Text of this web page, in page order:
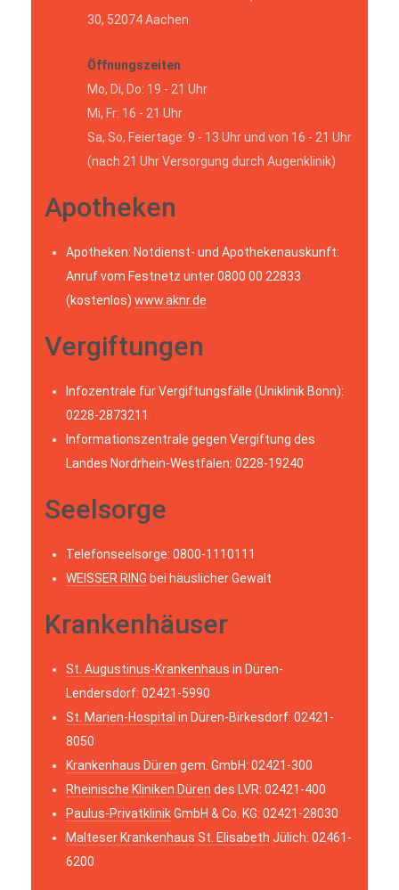
30, 52074 Aachen
Öffnungszeiten
Mo, Di, Do: 19 - 21 Uhr
Mi, Fr: 16 - 21 Uhr
Sa, So, Feiertage: 9 - 13 Uhr und von 16 - 21 Uhr
(nach 21 Uhr Versorgung durch Augenklinik)
Apotheken
Apotheken: Notdienst- und Apothekenauskunft:
Anruf vom Festnetz unter 0800 00 22833
(kostenlos) www.aknr.de
Vergiftungen
Infozentrale für Vergiftungsfälle (Uniklinik Bonn):
0228-2873211
Informationszentrale gegen Vergiftung des
Landes Nordrhein-Westfalen: 0228-19240
Seelsorge
Telefonseelsorge: 0800-1110111
WEISSER RING bei häuslicher Gewalt
Krankenhäuser
St. Augustinus-Krankenhaus in Düren-
Lendersdorf: 02421-5990
St. Marien-Hospital in Düren-Birkesdorf: 02421-
8050
Krankenhaus Düren gem. GmbH: 02421-300
Rheinische Kliniken Düren des LVR: 02421-400
Paulus-PrivatklinikGmbH & Co. KG: 02421-28030
Malteser Krankenhaus St. Elisabeth Jülich: 02461-
6200